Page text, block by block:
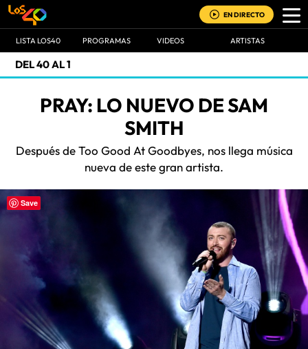
EN DIRECTO
LISTA LOS40 PROGRAMAS VIDEOS ARTISTAS
DEL 40 AL 1
PRAY: LO NUEVO DE SAM
SMITH
Después de Too Good At Goodbyes, nos llega música
nueva de este gran artista.
Save